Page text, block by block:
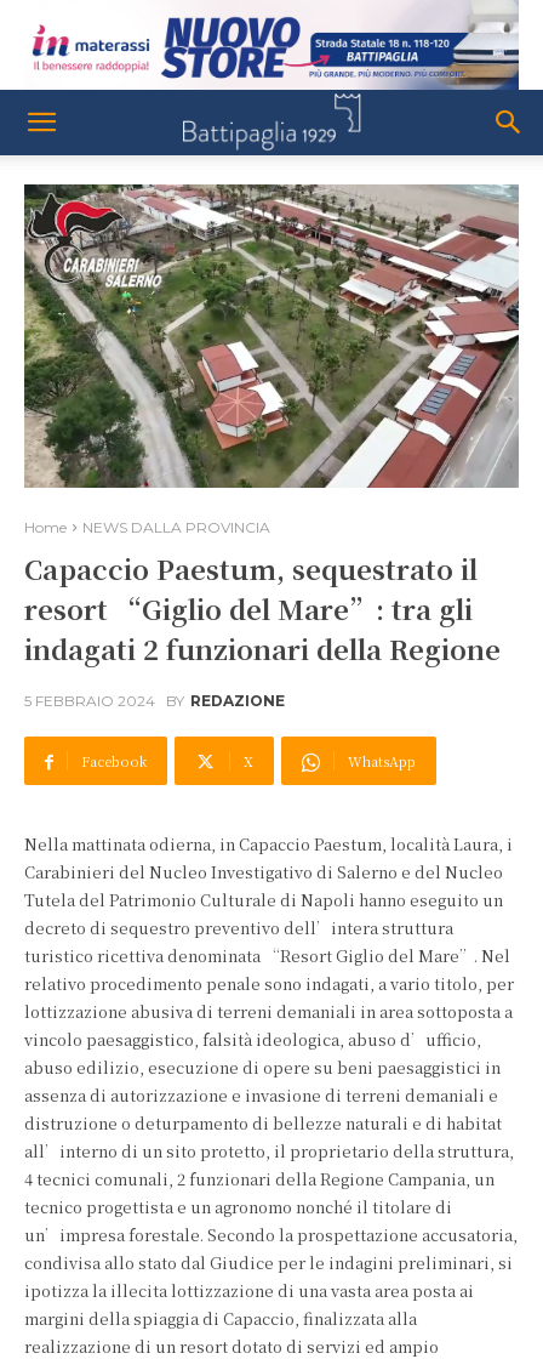
Home NEWS DALLA PROVINCIA
Capaccio Paestum, sequestrato il
resort “Giglio del Mare”: tra gli
indagati 2 funzionari della Regione
5 FEBBRAIO 2024 BY REDAZIONE
Facebook X WhatsApp
Nella mattinata odierna, in Capaccio Paestum, località Laura, i
Carabinieri del Nucleo Investigativo di Salerno e del Nucleo
Tutela del Patrimonio Culturale di Napoli hanno eseguito un
decreto di sequestro preventivo dell’intera struttura
turistico ricettiva denominata “Resort Giglio del Mare”. Nel
relativo procedimento penale sono indagati, a vario titolo, per
lottizzazione abusiva di terreni demaniali in area sottoposta a
vincolo paesaggistico, falsità ideologica, abuso d’ufficio,
abuso edilizio, esecuzione di opere su beni paesaggistici in
assenza di autorizzazione e invasione di terreni demaniali e
distruzione o deturpamento di bellezze naturali e di habitat
all’interno di un sito protetto, il proprietario della struttura,
4 tecnici comunali, 2 funzionari della Regione Campania, un
tecnico progettista e un agronomo nonché il titolare di
un’impresa forestale. Secondo la prospettazione accusatoria,
condivisa allo stato dal Giudice per le indagini preliminari, si
ipotizza la illecita lottizzazione di una vasta area posta ai
margini della spiaggia di Capaccio, finalizzata alla
realizzazione di un resort dotato di servizi ed ampio